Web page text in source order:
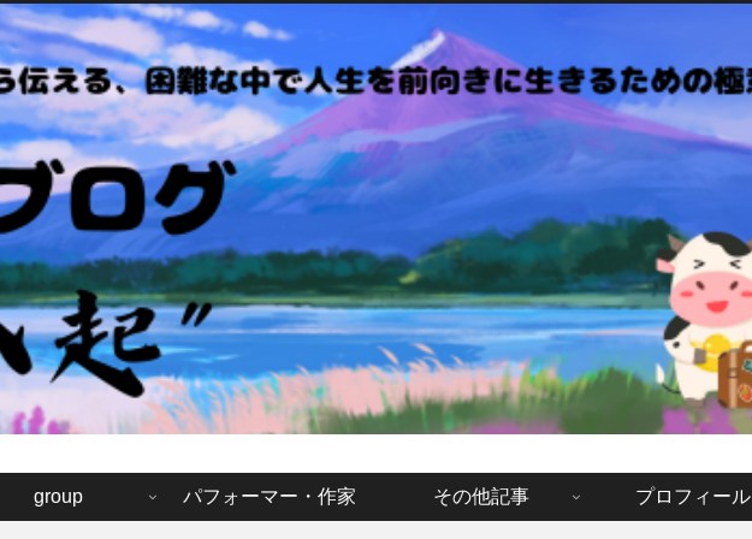
カクブログ「七転八起」
group パフォーマー・作家 その他記事 プロフィール